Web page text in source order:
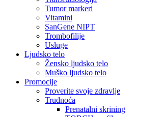
Tumor markeri
Vitamini
SanGene NIPT
Trombofilije
Usluge
Ljudsko telo
Žensko ljudsko telo
Muško ljudsko telo
Promocije
Proverite svoje zdravlje
Trudnoća
Prenatalni skrining